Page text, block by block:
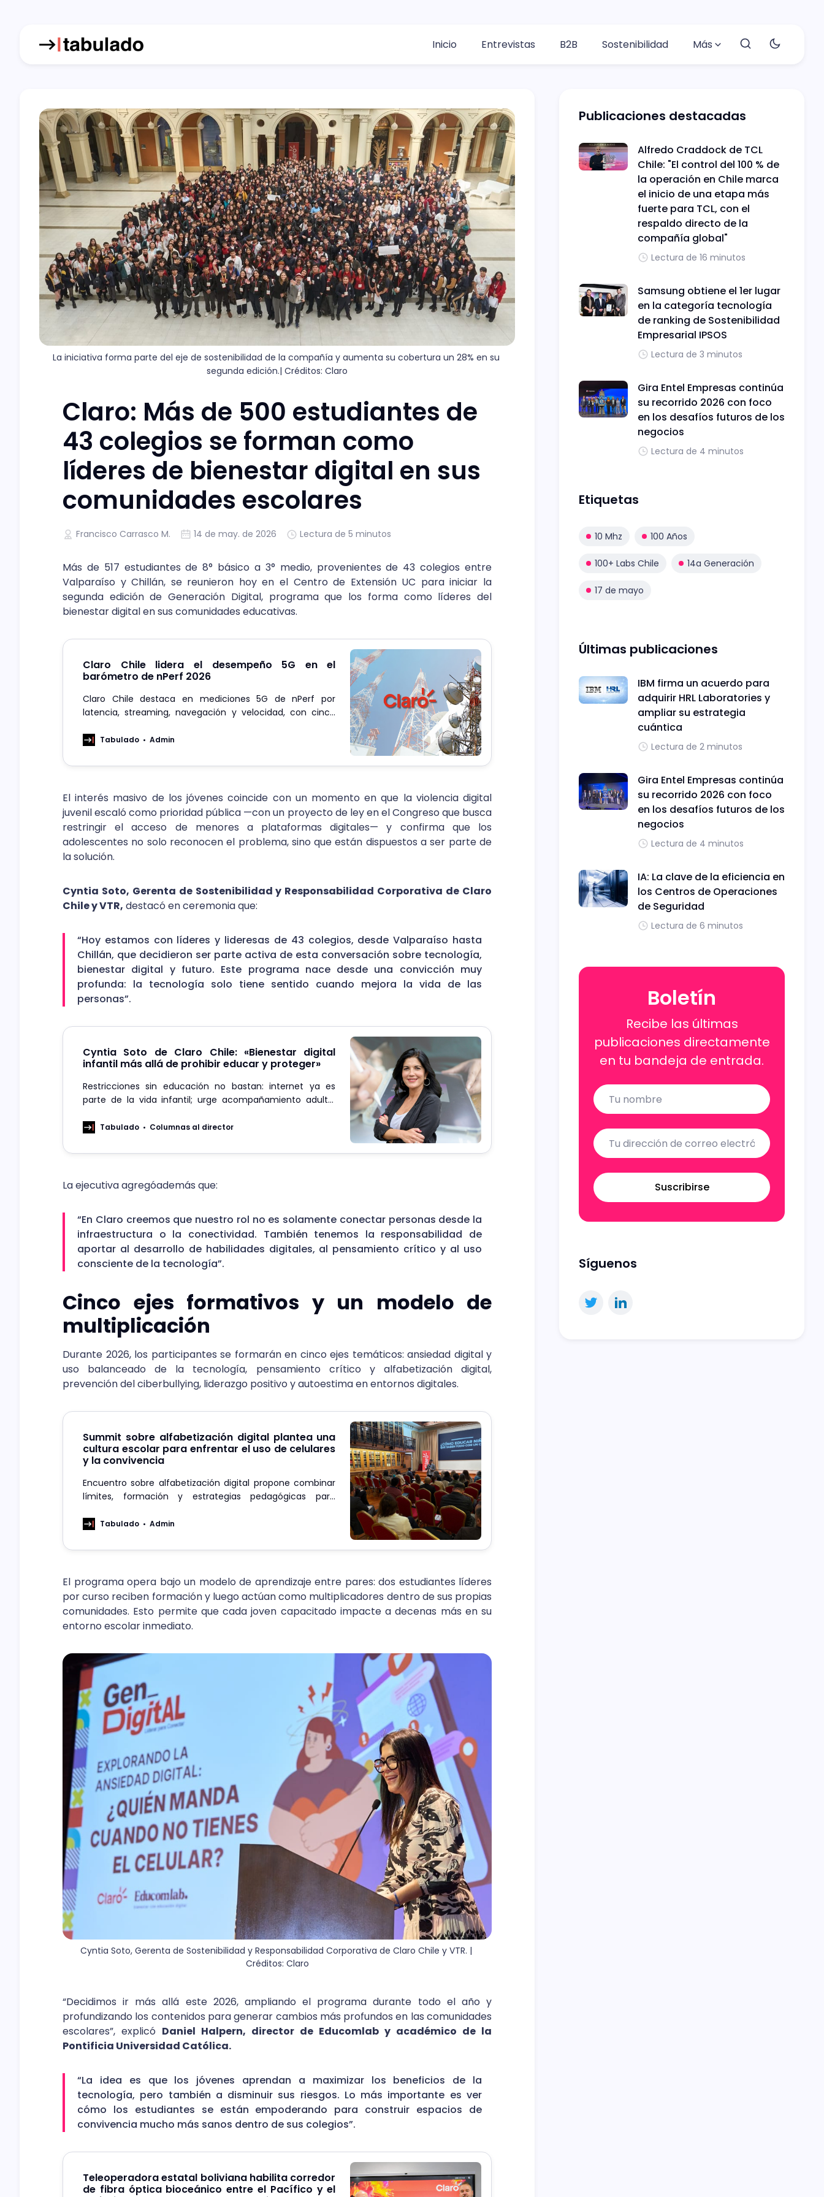
Inicio Entrevistas B2B Sostenibilidad Más
La iniciativa forma parte del eje de sostenibilidad de la compañía y aumenta su cobertura un 28% en su
segunda edición.| Créditos: Claro
Claro: Más de 500 estudiantes de
43 colegios se forman como
líderes de bienestar digital en sus
comunidades escolares
Francisco Carrasco M. 14 de may. de 2026 Lectura de 5 minutos
Más de 517 estudiantes de 8° básico a 3° medio, provenientes de 43 colegios entre
Valparaíso y Chillán, se reunieron hoy en el Centro de Extensión UC para iniciar la
segunda edición de Generación Digital, programa que los forma como líderes del
bienestar digital en sus comunidades educativas.
Claro Chile lidera el desempeño 5G en el
barómetro de nPerf 2026
Claro Chile destaca en mediciones 5G de nPerf por
latencia, streaming, navegación y velocidad, con cinco
Tabulado Admin
El interés masivo de los jóvenes coincide con un momento en que la violencia digital
juvenil escaló como prioridad pública —con un proyecto de ley en el Congreso que busca
restringir el acceso de menores a plataformas digitales— y confirma que los
adolescentes no solo reconocen el problema, sino que están dispuestos a ser parte de
la solución.
Cyntia Soto, Gerenta de Sostenibilidad y Responsabilidad Corporativa de Claro
Chile y VTR, destacó en ceremonia que:
“Hoy estamos con líderes y lideresas de 43 colegios, desde Valparaíso hasta
Chillán, que decidieron ser parte activa de esta conversación sobre tecnología,
bienestar digital y futuro. Este programa nace desde una convicción muy
profunda: la tecnología solo tiene sentido cuando mejora la vida de las
personas”.
Cyntia Soto de Claro Chile: «Bienestar digital
infantil más allá de prohibir educar y proteger»
Restricciones sin educación no bastan: internet ya es
parte de la vida infantil; urge acompañamiento adulto,
Tabulado Columnas al director
La ejecutiva agregóademás que:
“En Claro creemos que nuestro rol no es solamente conectar personas desde la
infraestructura o la conectividad. También tenemos la responsabilidad de
aportar al desarrollo de habilidades digitales, al pensamiento crítico y al uso
consciente de la tecnología”.
Cinco ejes formativos y un modelo de
multiplicación
Durante 2026, los participantes se formarán en cinco ejes temáticos: ansiedad digital y
uso balanceado de la tecnología, pensamiento crítico y alfabetización digital,
prevención del ciberbullying, liderazgo positivo y autoestima en entornos digitales.
Summit sobre alfabetización digital plantea una
cultura escolar para enfrentar el uso de celulares
y la convivencia
Encuentro sobre alfabetización digital propone combinar
límites, formación y estrategias pedagógicas para
Tabulado Admin
El programa opera bajo un modelo de aprendizaje entre pares: dos estudiantes líderes
por curso reciben formación y luego actúan como multiplicadores dentro de sus propias
comunidades. Esto permite que cada joven capacitado impacte a decenas más en su
entorno escolar inmediato.
Cyntia Soto, Gerenta de Sostenibilidad y Responsabilidad Corporativa de Claro Chile y VTR. |
Créditos: Claro
“Decidimos ir más allá este 2026, ampliando el programa durante todo el año y
profundizando los contenidos para generar cambios más profundos en las comunidades
escolares”, explicó Daniel Halpern, director de Educomlab y académico de la
Pontificia Universidad Católica.
“La idea es que los jóvenes aprendan a maximizar los beneficios de la
tecnología, pero también a disminuir sus riesgos. Lo más importante es ver
cómo los estudiantes se están empoderando para construir espacios de
convivencia mucho más sanos dentro de sus colegios”.
Teleoperadora estatal boliviana habilita corredor
de fibra óptica bioceánico entre el Pacífico y el
Publicaciones destacadas
Alfredo Craddock de TCL
Chile: "El control del 100 % de
la operación en Chile marca
el inicio de una etapa más
fuerte para TCL, con el
respaldo directo de la
compañía global"
Lectura de 16 minutos
Samsung obtiene el 1er lugar
en la categoría tecnología
de ranking de Sostenibilidad
Empresarial IPSOS
Lectura de 3 minutos
Gira Entel Empresas continúa
su recorrido 2026 con foco
en los desafíos futuros de los
negocios
Lectura de 4 minutos
Etiquetas
10 Mhz 100 Años
100+ Labs Chile 14a Generación
17 de mayo
Últimas publicaciones
IBM firma un acuerdo para
adquirir HRL Laboratories y
ampliar su estrategia
cuántica
Lectura de 2 minutos
Gira Entel Empresas continúa
su recorrido 2026 con foco
en los desafíos futuros de los
negocios
Lectura de 4 minutos
IA: La clave de la eficiencia en
los Centros de Operaciones
de Seguridad
Lectura de 6 minutos
Boletín
Recibe las últimas
publicaciones directamente
en tu bandeja de entrada.
Name
Email
Suscribirse
Síguenos